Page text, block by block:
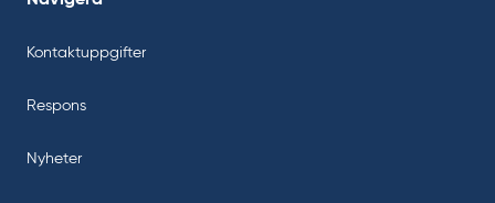
Kontaktuppgifter
Respons
Nyheter